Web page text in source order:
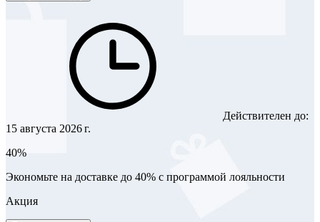
Действителен до:
15 августа 2026 г.
40%
Экономьте на доставке до 40% с программой лояльности
Акция